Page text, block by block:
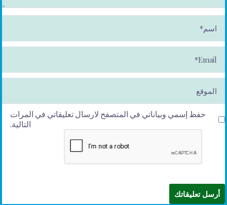
م
ai
حفظ إسمي وبياناتي في المتصفح لارسال تعليقاتي في المرات
التالية.